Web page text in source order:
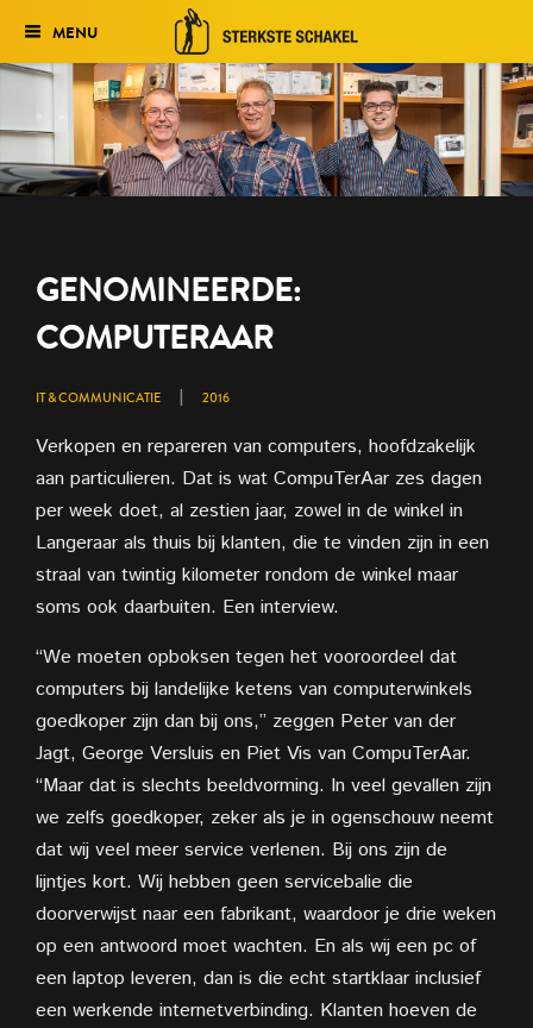
Verkiezing
Het traject
Uitslag 2026
MENU
GENOMINEERDE:
COMPUTERAAR
IT & COMMUNICATIE | 2016
Verkopen en repareren van computers, hoofdzakelijk
aan particulieren. Dat is wat CompuTerAar zes dagen
per week doet, al zestien jaar, zowel in de winkel in
Langeraar als thuis bij klanten, die te vinden zijn in een
straal van twintig kilometer rondom de winkel maar
soms ook daarbuiten. Een interview.
“We moeten opboksen tegen het vooroordeel dat
computers bij landelijke ketens van computerwinkels
goedkoper zijn dan bij ons,” zeggen Peter van der
Jagt, George Versluis en Piet Vis van CompuTerAar.
“Maar dat is slechts beeldvorming. In veel gevallen zijn
we zelfs goedkoper, zeker als je in ogenschouw neemt
dat wij veel meer service verlenen. Bij ons zijn de
lijntjes kort. Wij hebben geen servicebalie die
doorverwijst naar een fabrikant, waardoor je drie weken
op een antwoord moet wachten. En als wij een pc of
een laptop leveren, dan is die echt startklaar inclusief
een werkende internetverbinding. Klanten hoeven de